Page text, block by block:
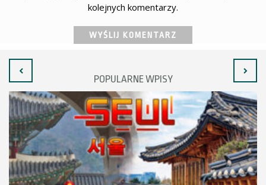
kolejnych komentarzy.
POPULARNE WPISY